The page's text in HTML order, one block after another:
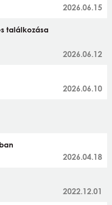
2026.06.15
találkozása
2026.06.12
2026.06.10
2026.04.18
2022.12.01